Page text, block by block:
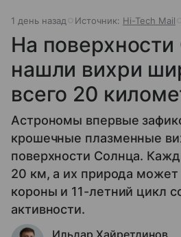
1 день назад Источник: Hi-Tech Mail
На
нашли вихри
всего 20
Астрономы впервые
крошечные плазменные
поверхности Солнца.
20 км, а их природа может
короны и 11-летний цикл
активности.